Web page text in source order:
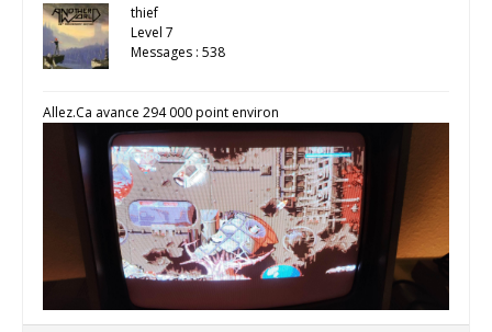
thief
Level 7
Messages : 538
Allez.Ca avance 294 000 point environ